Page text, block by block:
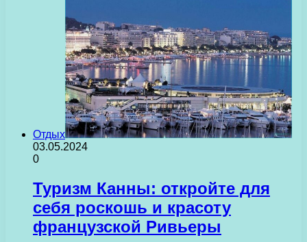
Отдых
03.05.2024
0
Туризм Канны: откройте для
себя роскошь и красоту
французской Ривьеры